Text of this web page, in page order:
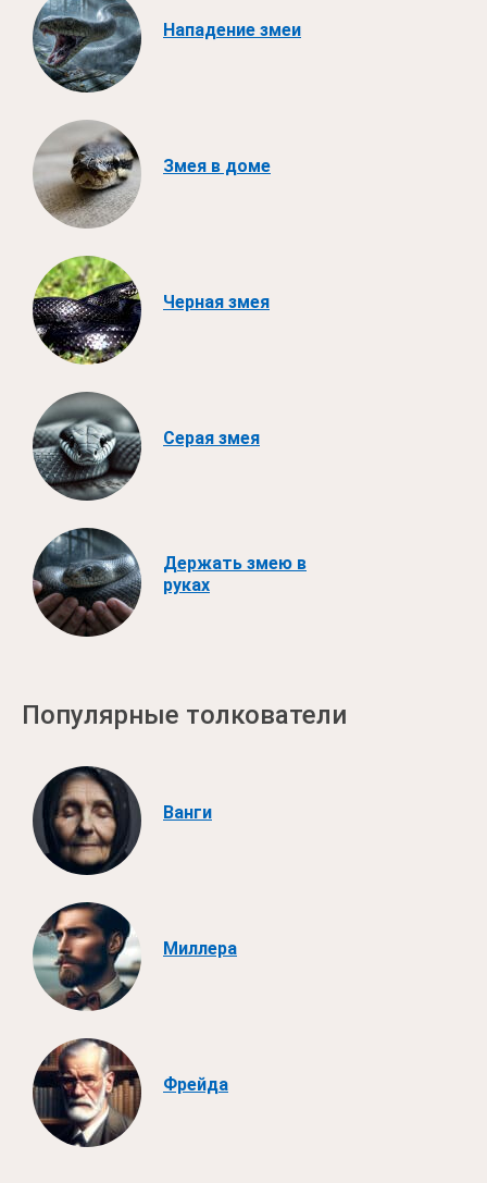
Нападение змеи
Змея в доме
Черная змея
Серая змея
Держать змею в
руках
Популярные толкователи
Ванги
Миллера
Фрейда